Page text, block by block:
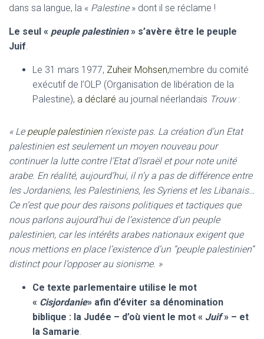
dans sa langue, la « Palestine» dont il se réclame !
Le seul « peuple palestinien» s’avère être le peuple
Juif.
Le 31 mars 1977, Zuheir Mohsen,membre du comité
exécutif de l’OLP (Organisation de libération de la
Palestine), a déclaré au journal néerlandais Trouw:
« Le peuple palestinienn’existe pas. La création d’un Etat
palestinien est seulement un moyen nouveau pour
continuer la lutte contre l’Etat d’Israël et pour note unité
arabe. En réalité, aujourd’hui, il n’y a pas de différence entre
les Jordaniens, les Palestiniens, les Syriens et les Libanais…
Ce n’est que pour des raisons politiques et tactiques que
nous parlons aujourd’hui de l’existence d’un peuple
palestinien, car les intérêts arabes nationaux exigent que
nous mettions en place l’existence d’un “peuple palestinien”
distinct pour l’opposer au sionisme. »
Ce texte parlementaire utilise le mot
« Cisjordanie» afin d’éviter sa dénomination
biblique : la Judée – d’où vient le mot « Juif» – et
la Samarie.